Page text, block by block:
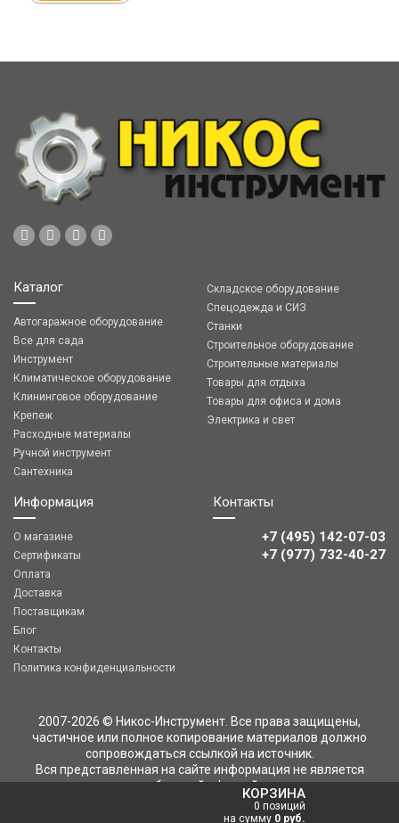
КОРЗИНА
0 позиций
на сумму 0 руб.
Каталог
Автогаражное оборудование
Все для сада
Инструмент
Климатическое оборудование
Клининговое оборудование
Крепеж
Расходные материалы
Ручной инструмент
Сантехника
Складское оборудование
Спецодежда и СИЗ
Станки
Строительное оборудование
Строительные материалы
Товары для отдыха
Товары для офиса и дома
Электрика и свет
Информация
О магазине
Сертификаты
Оплата
Доставка
Поставщикам
Блог
Контакты
Политика конфиденциальности
Контакты
+7 (495) 142-07-03
‎‎+7 (977) 732-40-27
2007-2026 © Никос-Инструмент. Все права защищены,
частичное или полное копирование материалов должно
сопровождаться ссылкой на источник.
Вся представленная на сайте информация не является
публичной офертой